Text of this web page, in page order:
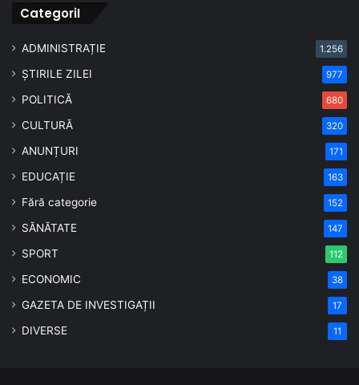
CategoriI
ADMINISTRAȚIE 1.256
ȘTIRILE ZILEI 977
POLITICĂ 680
CULTURĂ 320
ANUNȚURI 171
EDUCAȚIE 163
Fără categorie 152
SĂNĂTATE 147
SPORT 112
ECONOMIC 38
GAZETA DE INVESTIGAȚII 17
DIVERSE 11